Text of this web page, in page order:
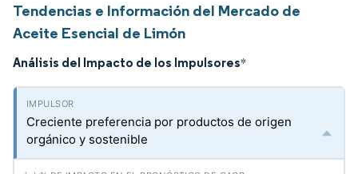
Tendencias e Información del Mercado de
Aceite Esencial de Limón
Análisis del Impacto de los Impulsores*
Creciente preferencia por productos de origen
orgánico y sostenible